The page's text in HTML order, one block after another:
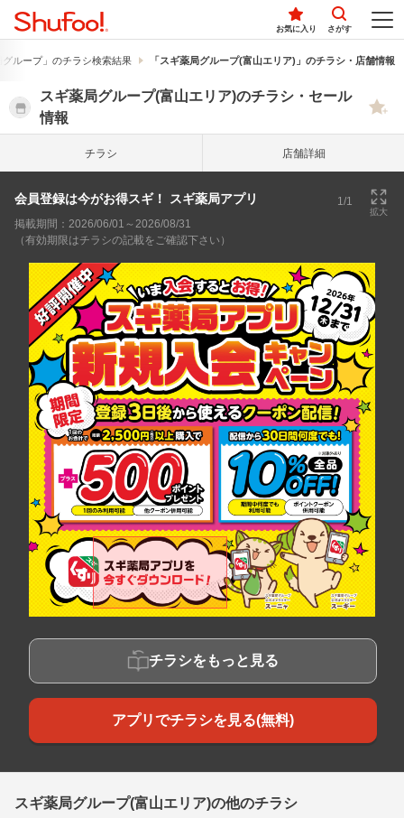
お気に入り さがす
グループ」のチラシ検索結果 「スギ薬局グループ(富山エリア)」のチラシ・店舗情報
スギ薬局グループ(富山エリア)のチラシ・セール
情報
チラシ 店舗詳細
会員登録は今がお得スギ！ スギ薬局アプリ 1/1
拡大
掲載期間：2026/06/01～2026/08/31
（有効期限はチラシの記載をご確認下さい）
チラシをもっと見る
アプリでチラシを見る(無料)
スギ薬局グループ(富山エリア)の他のチラシ